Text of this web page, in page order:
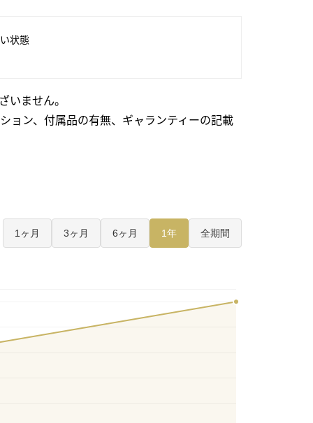
状態
ません。
ョン、付属品の有無、ギャランティーの記載
1ヶ月 3ヶ月 6ヶ月 1年 全期間